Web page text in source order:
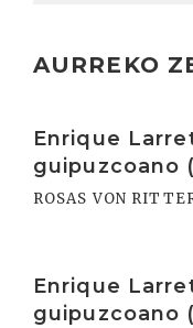
AURREKO
Enrique
guipuzcoano
ROSAS VON
Enrique
guipuzcoano